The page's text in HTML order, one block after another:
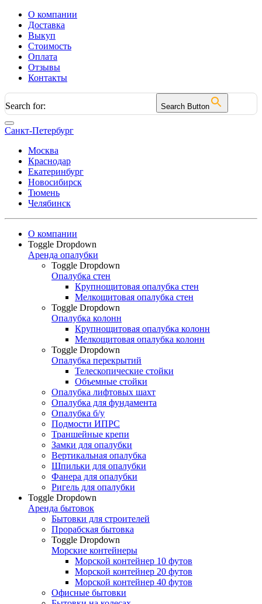
О компании
Доставка
Выкуп
Стоимость
Оплата
Отзывы
Контакты
Search for: Search Button
Санкт-Петербург
Москва
Краснодар
Екатеринбург
Новосибирск
Тюмень
Челябинск
О компании
Toggle Dropdown
Аренда опалубки
Toggle Dropdown
Опалубка стен
Крупнощитовая опалубка стен
Мелкощитовая опалубка стен
Toggle Dropdown
Опалубка колонн
Крупнощитовая опалубка колонн
Мелкощитовая опалубка колонн
Toggle Dropdown
Опалубка перекрытий
Телескопические стойки
Объемные стойки
Опалубка лифтовых шахт
Опалубка для фундамента
Опалубка б/у
Подмости ИПРС
Траншейные крепи
Замки для опалубки
Вертикальная опалубка
Шпильки для опалубки
Фанера для опалубки
Ригель для опалубки
Toggle Dropdown
Аренда бытовок
Бытовки для строителей
Прорабская бытовка
Toggle Dropdown
Морские контейнеры
Морской контейнер 10 футов
Морской контейнер 20 футов
Морской контейнер 40 футов
Офисные бытовки